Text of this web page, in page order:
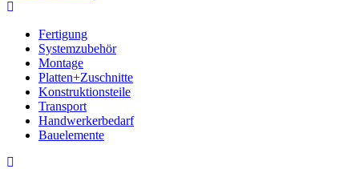
Fertigung
Systemzubehör
Montage
Platten+Zuschnitte
Konstruktionsteile
Transport
Handwerkerbedarf
Bauelemente